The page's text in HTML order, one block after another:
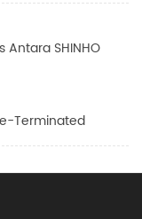
Antara SHINHO
Terminated